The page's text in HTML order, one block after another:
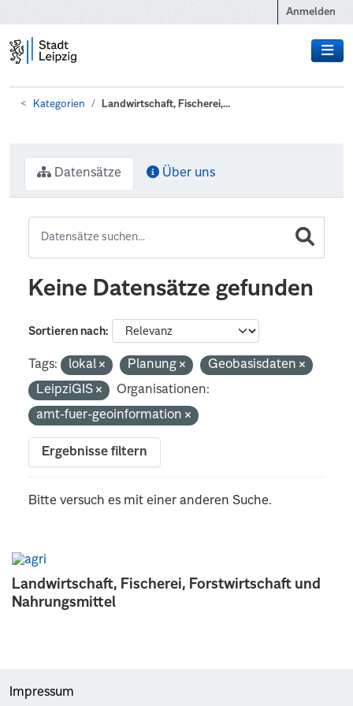
Anmelden
Kategorien Landwirtschaft, Fischerei,...
Landwirtschaft, Fischerei, Forstwirtschaft und
Nahrungsmittel
Datensätze Über uns
Keine Datensätze gefunden
Sortieren nach
Tags: lokal Planung
Geobasisdaten
LeipziGIS
Organisationen:
amt-fuer-geoinformation
Ergebnisse filtern
Bitte versuch es mit einer anderen Suche.
Impressum